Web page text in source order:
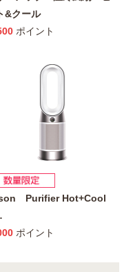
&クール
ポイント
Purifier Hot+Cool
ポイント